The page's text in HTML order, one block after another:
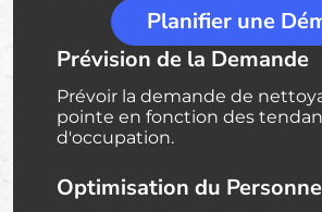
Planifier une
Prévision de la Demande
Prévoir la demande de
pointe en fonction des
d'occupation.
Optimisation du